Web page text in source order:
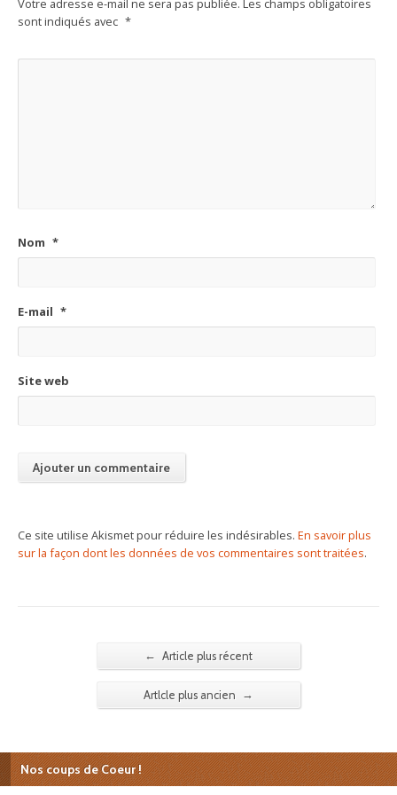
Votre adresse e-mail ne sera pas publiée. Les champs obligatoires
sont indiqués avec *
Nom *
E-mail *
Site web
Ce site utilise Akismet pour réduire les indésirables. En savoir plus
sur la façon dont les données de vos commentaires sont traitées.
← Article plus récent
Artlcle plus ancien →
Nos coups de Coeur !